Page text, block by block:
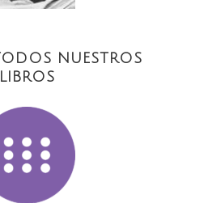
NUESTROS
LIBROS